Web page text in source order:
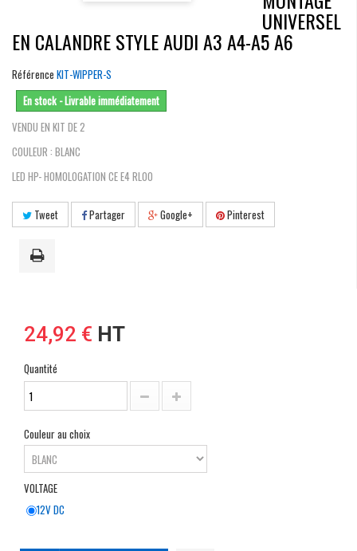
UNIVERSEL
EN CALANDRE STYLE AUDI A3 A4-A5 A6
Référence KIT-WIPPER-S
En stock - Livrable immédiatement
VENDU EN KIT DE 2
COULEUR : BLANC
LED HP- HOMOLOGATION CE E4 RL00
Tweet Partager Google+ Pinterest
24,92 € HT
Quantité
Couleur au choix
VOLTAGE
12V DC